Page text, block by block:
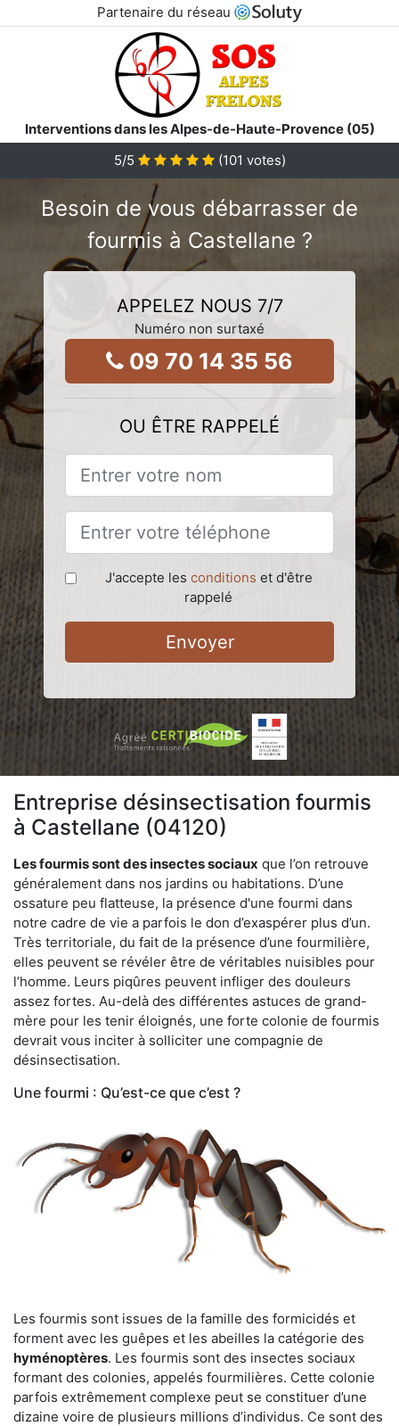
Partenaire du réseau
Interventions dans les Alpes-de-Haute-Provence (05)
5/5 (101 votes)
Besoin de vous débarrasser de
fourmis à Castellane ?
APPELEZ NOUS 7/7
Numéro non surtaxé
09 70 14 35 56
OU ÊTRE RAPPELÉ
J'accepte les conditions et d'être
rappelé
Envoyer
Entreprise désinsectisation fourmis
à Castellane (04120)
Les fourmis sont des insectes sociaux que l’on retrouve
généralement dans nos jardins ou habitations. D’une
ossature peu flatteuse, la présence d'une fourmi dans
notre cadre de vie a parfois le don d’exaspérer plus d’un.
Très territoriale, du fait de la présence d’une fourmilière,
elles peuvent se révéler être de véritables nuisibles pour
l’homme. Leurs piqûres peuvent infliger des douleurs
assez fortes. Au-delà des différentes astuces de grand-
mère pour les tenir éloignés, une forte colonie de fourmis
devrait vous inciter à solliciter une compagnie de
désinsectisation.
Une fourmi : Qu’est-ce que c’est ?
Les fourmis sont issues de la famille des formicidés et
forment avec les guêpes et les abeilles la catégorie des
hyménoptères. Les fourmis sont des insectes sociaux
formant des colonies, appelés fourmilières. Cette colonie
parfois extrêmement complexe peut se constituer d’une
dizaine voire de plusieurs millions d’individus. Ce sont des